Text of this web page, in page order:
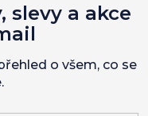
slevy a akce
o všem, co se